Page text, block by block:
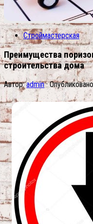
Строймастерская
Преимущества
строительства дома
Автор:admin ·